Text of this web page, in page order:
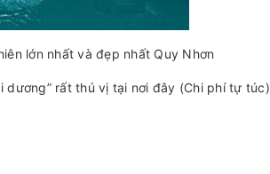
lớn nhất và đẹp nhất Quy Nhơn
rất thú vị tại nơi đây (Chi phí tự túc)